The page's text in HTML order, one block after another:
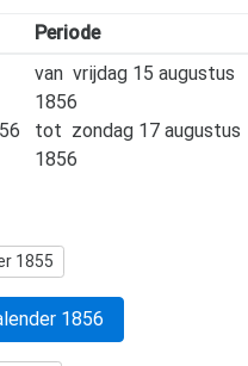
Periode
van vrijdag 15 augustus
1856
tot zondag 17 augustus
1856
1855
1856